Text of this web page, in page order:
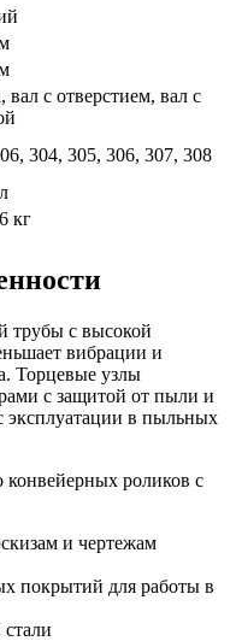
вал с отверстием, вал с
304, 305, 306, 307, 308
кг
трубы с высокой
вибрации и
Торцевые узлы
с защитой от пыли и
эксплуатации в пыльных
конвейерных роликов с
и чертежам
покрытий для работы в